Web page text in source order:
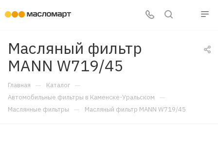
Масляный фильтр
MANN W719/45
Главная — Каталог —
Автомобильные фильтры в Каменске-Уральском —
Маслянные фильтры — Масляный фильтр MANN W719/45